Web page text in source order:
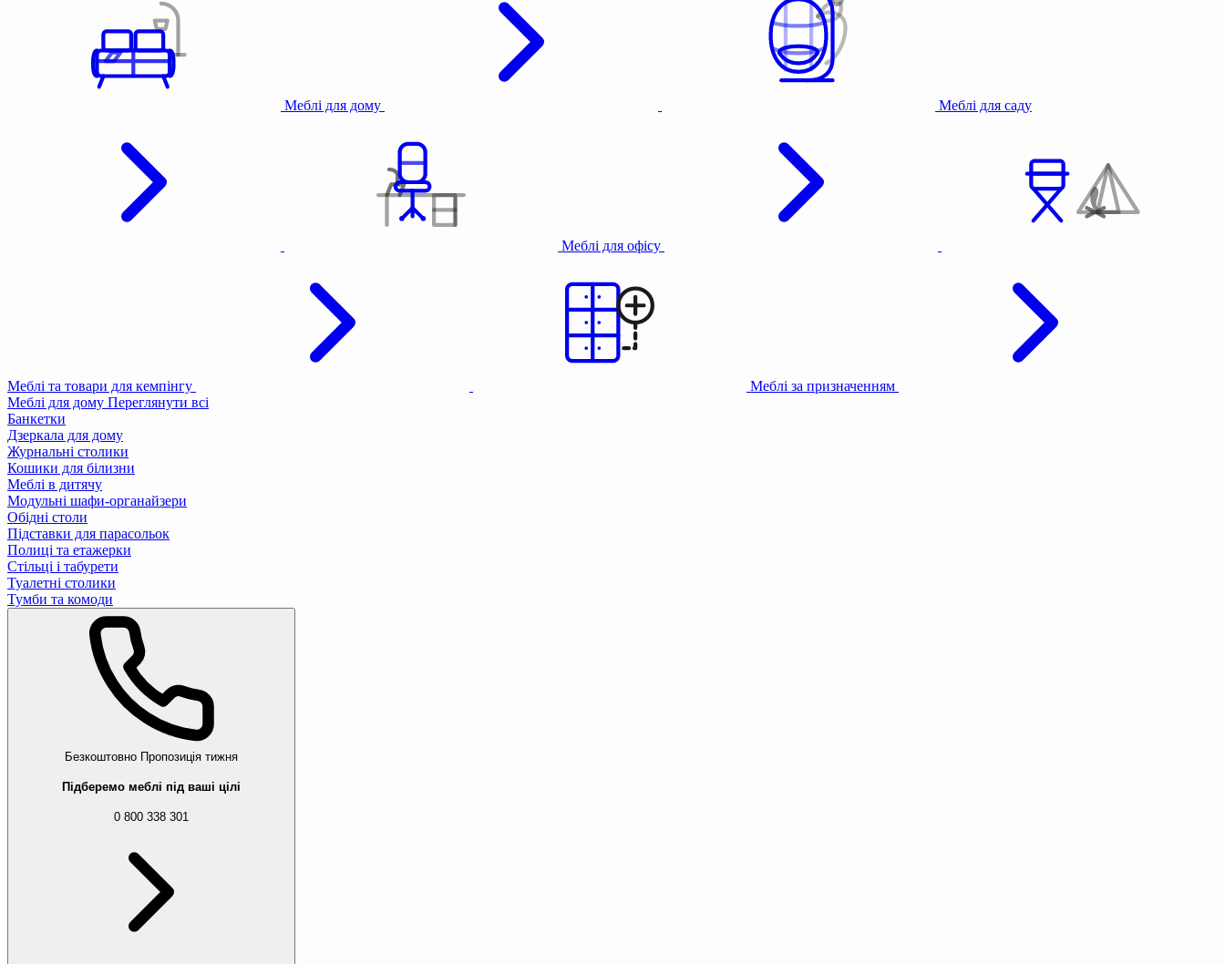
Меблі для дому Меблі для саду
Меблі для офісу
Меблі та товари для кемпінгу
Меблі за призначенням
Меблі для дому Переглянути всі
Банкетки
Дзеркала для дому
Журнальні столики
Кошики для білизни
Меблі в дитячу
Модульні шафи-органайзери
Обідні столи
Підставки для парасольок
Полиці та етажерки
Стільці і табурети
Туалетні столики
Тумби та комоди
Безкоштовно Пропозиція тижня
Підберемо меблі під ваші цілі
0 800 338 301